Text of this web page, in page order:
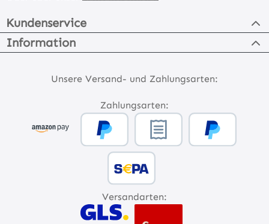
Kundenservice
Information
Unsere Versand- und Zahlungsarten:
Zahlungsarten:
Versandarten: